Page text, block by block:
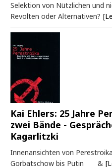
Selektion von Nützlichen und
Revolten oder Alternativen?
Kai Ehlers: 25 Jahre
zwei Bände -
Kagarlitzki
Innenansichten von
Gorbatschow bis Putin &